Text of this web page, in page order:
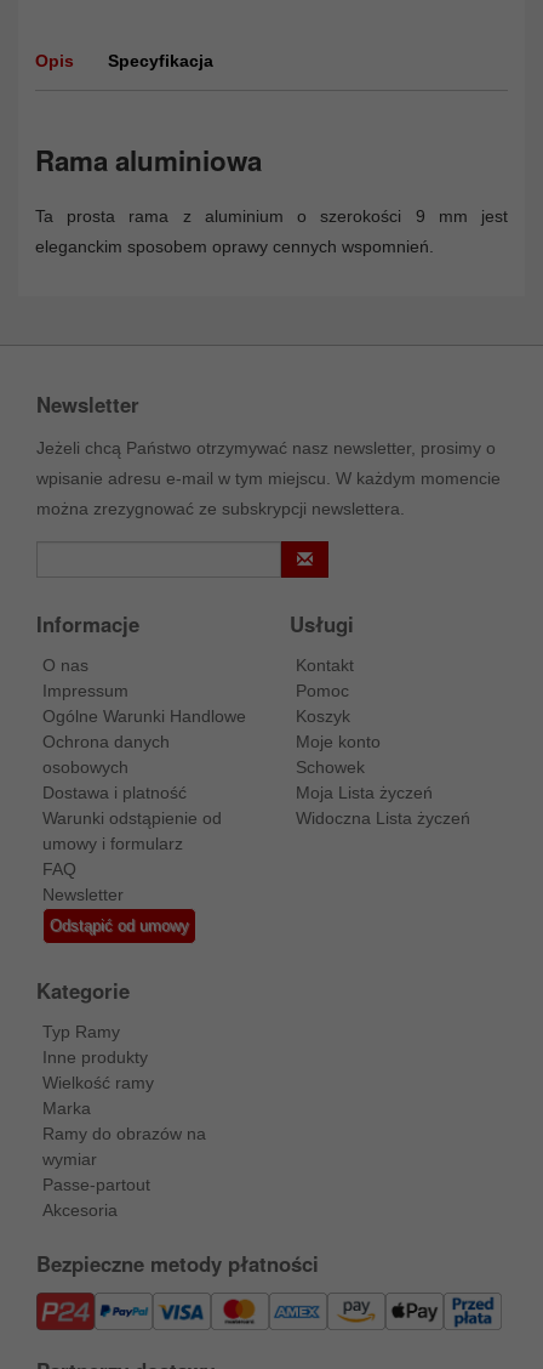
Opis Specyfikacja
Rama aluminiowa
Ta prosta rama z aluminium o szerokości 9 mm jest
eleganckim sposobem oprawy cennych wspomnień.
Newsletter
Jeżeli chcą Państwo otrzymywać nasz newsletter, prosimy o
wpisanie adresu e-mail w tym miejscu. W każdym momencie
można zrezygnować ze subskrypcji newslettera.
Informacje
O nas
Impressum
Ogólne Warunki Handlowe
Ochrona danych
osobowych
Dostawa i platność
Warunki odstąpienie od
umowy i formularz
FAQ
Newsletter
Odstąpić od umowy
Usługi
Kontakt
Pomoc
Koszyk
Moje konto
Schowek
Moja Lista życzeń
Widoczna Lista życzeń
Kategorie
Typ Ramy
Inne produkty
Wielkość ramy
Marka
Ramy do obrazów na
wymiar
Passe-partout
Akcesoria
Bezpieczne metody płatności